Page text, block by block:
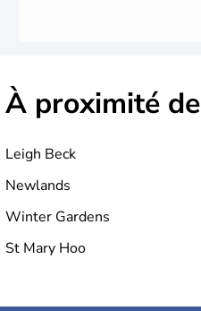
À proximité de
Leigh Beck
Newlands
Winter Gardens
St Mary Hoo